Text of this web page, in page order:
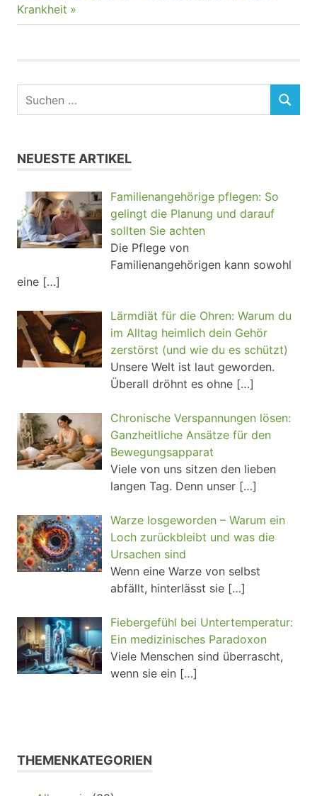
Beitrag:
Krankheit
NEUESTE ARTIKEL
Familienangehörige pflegen: So
gelingt die Planung und darauf
sollten Sie achten
Die Pflege von
Familienangehörigen kann sowohl
eine […]
Lärmdiät für die Ohren: Warum du
im Alltag heimlich dein Gehör
zerstörst (und wie du es schützt)
Unsere Welt ist laut geworden.
Überall dröhnt es ohne […]
Chronische Verspannungen lösen:
Ganzheitliche Ansätze für den
Bewegungsapparat
Viele von uns sitzen den lieben
langen Tag. Denn unser […]
Warze losgeworden – Warum ein
Loch zurückbleibt und was die
Ursachen sind
Wenn eine Warze von selbst
abfällt, hinterlässt sie […]
Fiebergefühl bei Untertemperatur:
Ein medizinisches Paradoxon
Viele Menschen sind überrascht,
wenn sie ein […]
THEMENKATEGORIEN